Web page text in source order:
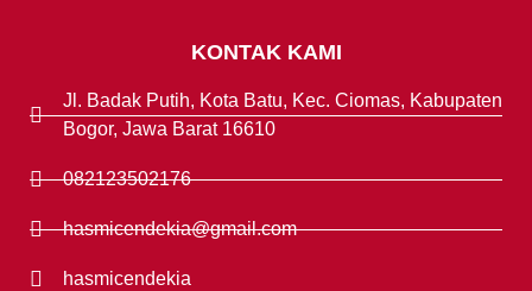
KONTAK KAMI
Jl. Badak Putih, Kota Batu, Kec. Ciomas, Kabupaten
Bogor, Jawa Barat 16610
082123502176
hasmicendekia@gmail.com
hasmicendekia